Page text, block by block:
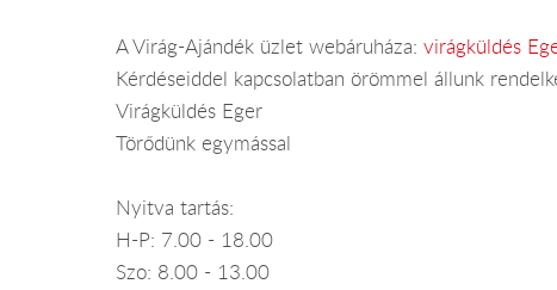
A Virág-Ajándék üzlet webáruháza: virágküldés
Kérdéseiddel kapcsolatban örömmel állunk
Virágküldés Eger
Törődünk egymással
Nyitva tartás:
H-P: 7.00 - 18.00
Szo: 8.00 - 13.00